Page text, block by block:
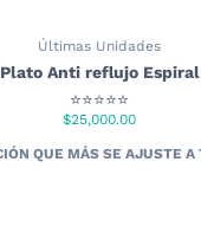
Últimas Unidades
Plato Anti reflujo Espiral
⭐⭐⭐⭐⭐
$25,000.00